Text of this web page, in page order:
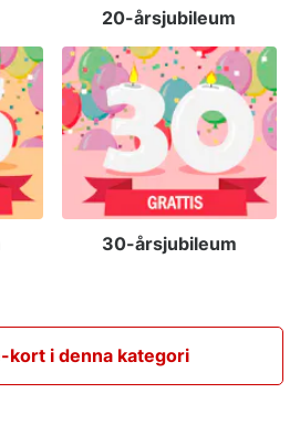
20-årsjubileum
30-årsjubileum
kort i denna kategori